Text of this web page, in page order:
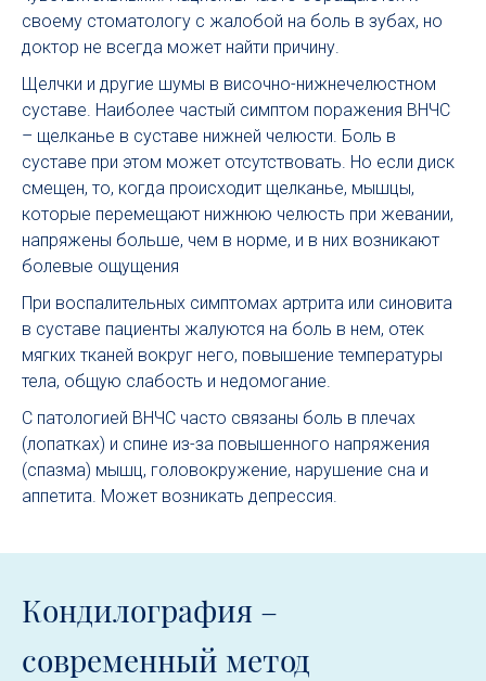
своему стоматологу с жалобой на боль в зубах, но
доктор не всегда может найти причину.
Щелчки и другие шумы в височно-нижнечелюстном
суставе. Наиболее частый симптом поражения ВНЧС
– щелканье в суставе нижней челюсти. Боль в
суставе при этом может отсутствовать. Но если диск
смещен, то, когда происходит щелканье, мышцы,
которые перемещают нижнюю челюсть при жевании,
напряжены больше, чем в норме, и в них возникают
болевые ощущения
При воспалительных симптомах артрита или синовита
в суставе пациенты жалуются на боль в нем, отек
мягких тканей вокруг него, повышение температуры
тела, общую слабость и недомогание.
С патологией ВНЧС часто связаны боль в плечах
(лопатках) и спине из-за повышенного напряжения
(спазма) мышц, головокружение, нарушение сна и
аппетита. Может возникать депрессия.
Кондилография –
современный метод